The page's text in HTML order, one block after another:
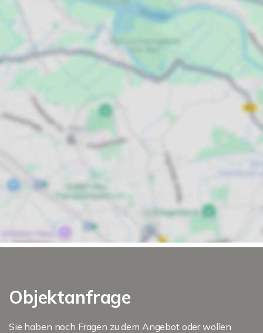
Objektanfrage
Sie haben noch Fragen zu dem Angebot oder wollen